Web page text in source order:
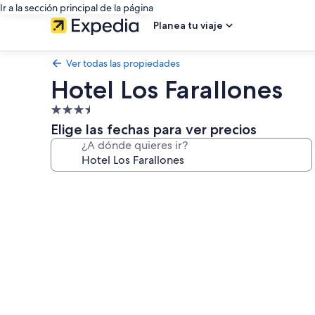
Ir a la sección principal de la página
Planea tu viaje
Ver todas las propiedades
Hotel Los Farallones
Propiedad
de
3.5
estrellas
Elige las fechas para ver precios
¿A dónde quieres ir?